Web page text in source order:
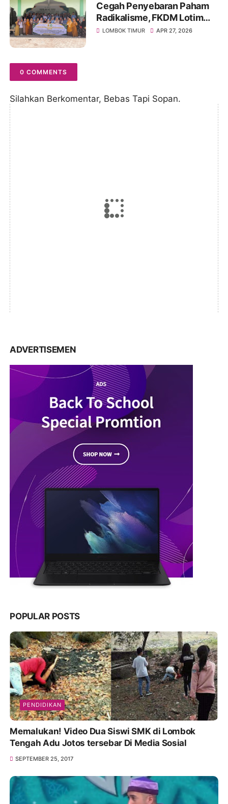
Cegah Penyebaran Paham
Radikalisme, FKDM Lotim
Mengadakan Sosialisasi di
LOMBOK TIMUR APR 27, 2026
0 COMMENTS
Silahkan Berkomentar, Bebas Tapi Sopan.
ADVERTISEMEN
POPULAR POSTS
PENDIDIKAN
Memalukan! Video Dua Siswi SMK di Lombok
Tengah Adu Jotos tersebar Di Media Sosial
SEPTEMBER 25, 2017